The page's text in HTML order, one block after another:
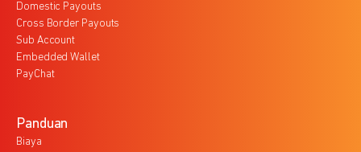
Domestic Payouts
Cross Border Payouts
Sub Account
Embedded Wallet
PayChat
Panduan
Biaya